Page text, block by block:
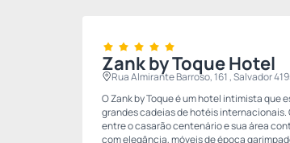
Zank by Toque Hotel
Rua Almirante Barroso, 161 , Salvador
O Zank by Toque é um hotel intimista
grandes cadeias de hotéis
entre o casarão centenário e sua área
com elegância, móveis de época